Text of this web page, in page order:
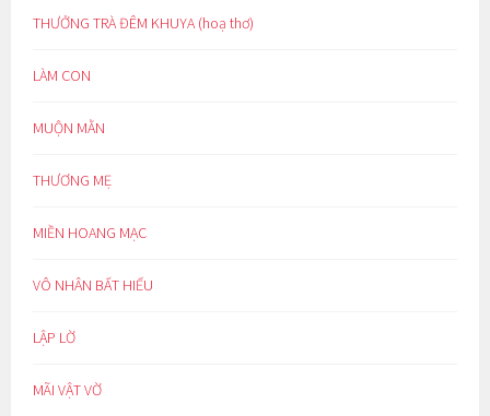
THƯỞNG TRÀ ĐÊM KHUYA (hoạ thơ)
LÀM CON
MUỘN MẰN
THƯƠNG MẸ
MIỀN HOANG MẠC
VÔ NHÂN BẤT HIẾU
LẬP LỜ
MÃI VẬT VỜ